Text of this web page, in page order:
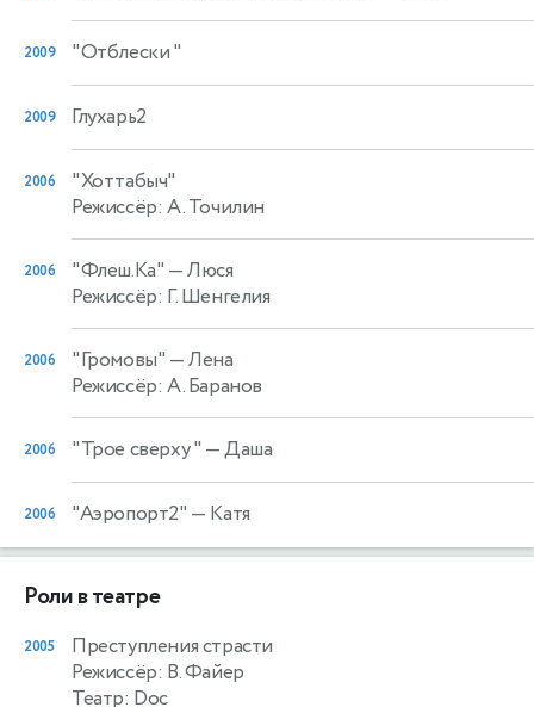
2009 "Отблески "
2009 Глухарь2
2006
"Хоттабыч"
Режиссёр: А. Точилин
2006 "Флеш.Ка" — Люся
Режиссёр: Г. Шенгелия
2006 "Громовы" — Лена
Режиссёр: А. Баранов
2006 "Трое сверху " — Даша
2006 "Аэропорт2" — Катя
Роли в театре
2005
Преступления страсти
Режиссёр: В. Файер
Театр: Doc